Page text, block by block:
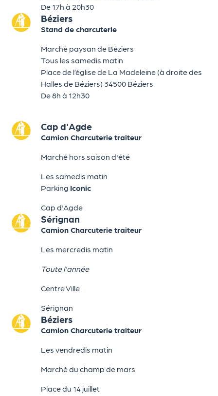
De 17h à 20h30
Béziers
Stand de charcuterie
Marché paysan de Béziers
Tous les samedis matin
Place de l’église de La Madeleine (à droite des
Halles de Béziers) 34500 Béziers
De 8h à 12h30
Cap d'Agde
Camion Charcuterie traiteur
Marché hors saison d'été
Les samedis matin
Parking Iconic
Cap d'Agde
Sérignan
Camion Charcuterie traiteur
Les mercredis matin
Toute l'année
Centre Ville
Sérignan
Béziers
Camion Charcuterie traiteur
Les vendredis matin
Marché du champ de mars
Place du 14 juillet